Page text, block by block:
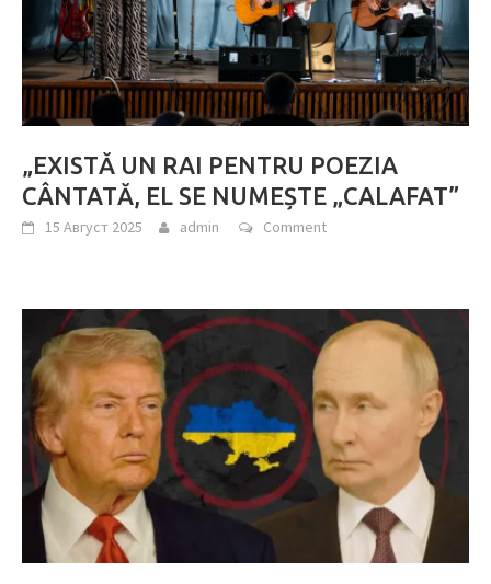
„EXISTĂ UN RAI PENTRU POEZIA
CÂNTATĂ, EL SE NUMEȘTE „CALAFAT”
15 Август 2025 admin Comment